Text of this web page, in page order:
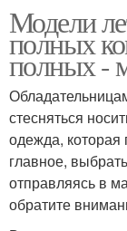
Модели
полных
полных -
стесняться
одежда,
главное,
отправляясь в
обратите